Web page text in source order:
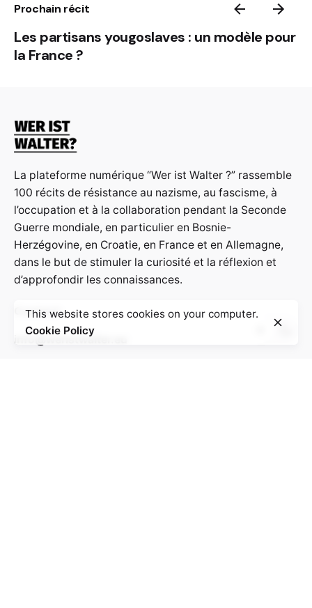
Prochain récit
Les partisans yougoslaves : un modèle pour
la France ?
La plateforme numérique “Wer ist Walter ?” rassemble
100 récits de résistance au nazisme, au fascisme, à
l’occupation et à la collaboration pendant la Seconde
Guerre mondiale, en particulier en Bosnie-
Herzégovine, en Croatie, en France et en Allemagne,
dans le but de stimuler la curiosité et la réflexion et
d’approfondir les connaissances.
Contact:
info@weristwalter.eu
This website stores cookies on your computer.
Cookie Policy